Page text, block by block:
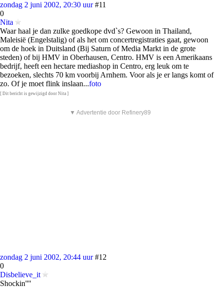
zondag 2 juni 2002, 20:30 uur #11
0
Nita
Waar haal je dan zulke goedkope dvd`s? Gewoon in Thailand,
Maleisië (Engelstalig) of als het om concertregistraties gaat, gewoon
om de hoek in Duitsland (Bij Saturn of Media Markt in de grote
steden) of bij HMV in Oberhausen, Centro. HMV is een Amerikaans
bedrijf, heeft een hectare mediashop in Centro, erg leuk om te
bezoeken, slechts 70 km voorbij Arnhem. Voor als je er langs komt of
zo. Of je moet flink inslaan...foto
[ Dit bericht is gewijzigd door Nita ]
▼ Advertentie door Refinery89
zondag 2 juni 2002, 20:44 uur #12
0
Disbelieve_it
Shockin''''